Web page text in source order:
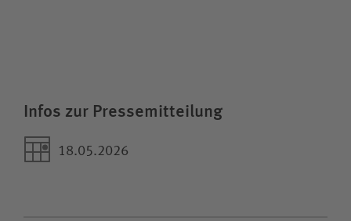
Infos zur Pressemitteilung
18.05.2026